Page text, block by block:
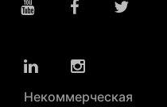
Некоммерческая